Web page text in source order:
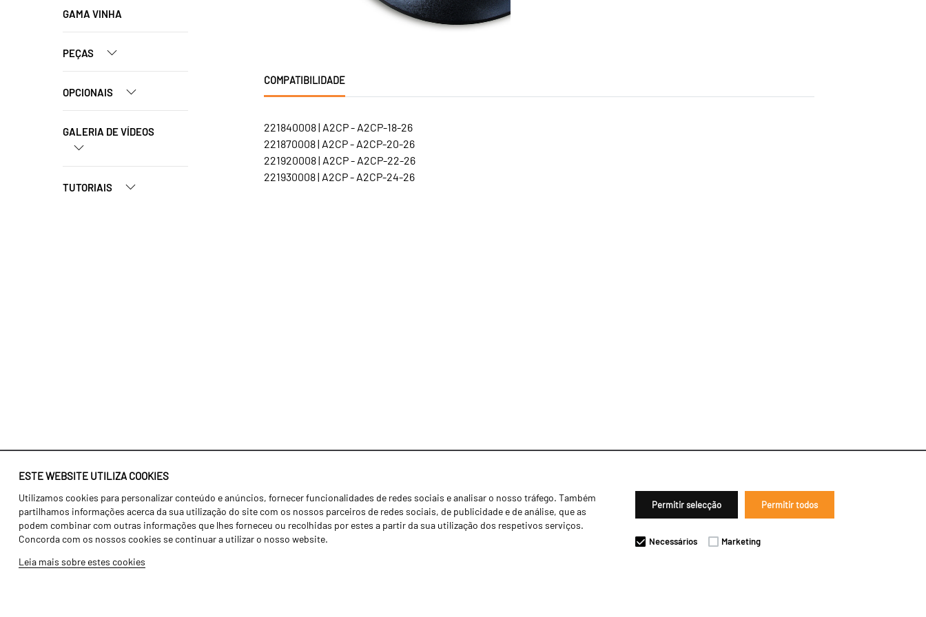
ESTE WEBSITE UTILIZA COOKIES
Utilizamos cookies para personalizar conteúdo e anúncios, fornecer funcionalidades de redes sociais e analisar o nosso tráfego. Também
partilhamos informações acerca da sua utilização do site com os nossos parceiros de redes sociais, de publicidade e de análise, que as
podem combinar com outras informações que lhes forneceu ou recolhidas por estes a partir da sua utilização dos respetivos serviços.
Concorda com os nossos cookies se continuar a utilizar o nosso website.
Leia mais sobre estes cookies
Permitir selecção Permitir todos
Necessários Marketing
GAMA VINHA
PEÇAS
OPCIONAIS
GALERIA DE VÍDEOS
TUTORIAIS
COMPATIBILIDADE
221840008 | A2CP - A2CP-18-26
221870008 | A2CP - A2CP-20-26
221920008 | A2CP - A2CP-22-26
221930008 | A2CP - A2CP-24-26
Identidade
História
Fábrica / Produção
Recursos Humanos
Agricultura
Transportes
Gama Floresta
Notícias
Concessionários